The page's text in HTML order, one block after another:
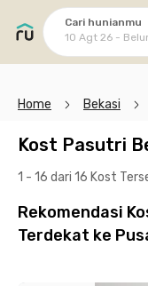
Cari hunianmu
10 Agt 26 -
Home Bekasi
Kost Pasutri
1 - 16 dari 16 Kost
Rekomendasi
Terdekat ke